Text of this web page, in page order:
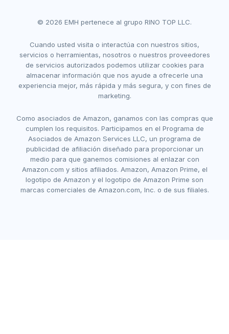
© 2026 EMH pertenece al grupo RINO TOP LLC.
Cuando usted visita o interactúa con nuestros sitios,
servicios o herramientas, nosotros o nuestros proveedores
de servicios autorizados podemos utilizar cookies para
almacenar información que nos ayude a ofrecerle una
experiencia mejor, más rápida y más segura, y con fines de
marketing.
Como asociados de Amazon, ganamos con las compras que
cumplen los requisitos. Participamos en el Programa de
Asociados de Amazon Services LLC, un programa de
publicidad de afiliación diseñado para proporcionar un
medio para que ganemos comisiones al enlazar con
Amazon.com y sitios afiliados. Amazon, Amazon Prime, el
logotipo de Amazon y el logotipo de Amazon Prime son
marcas comerciales de Amazon.com, Inc. o de sus filiales.